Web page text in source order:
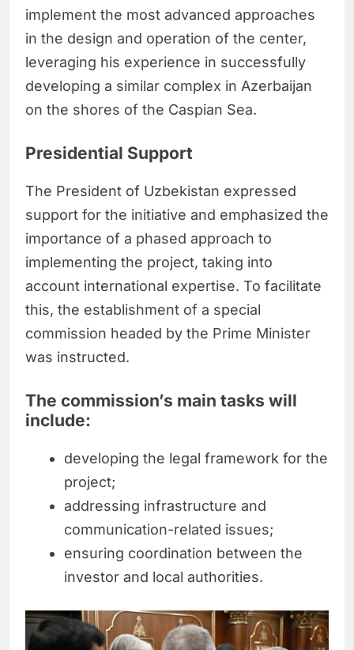
implement the most advanced approaches
in the design and operation of the center,
leveraging his experience in successfully
developing a similar complex in Azerbaijan
on the shores of the Caspian Sea.
Presidential Support
The President of Uzbekistan expressed
support for the initiative and emphasized the
importance of a phased approach to
implementing the project, taking into
account international expertise. To facilitate
this, the establishment of a special
commission headed by the Prime Minister
was instructed.
The commission’s main tasks will
include:
developing the legal framework for the
project;
addressing infrastructure and
communication-related issues;
ensuring coordination between the
investor and local authorities.